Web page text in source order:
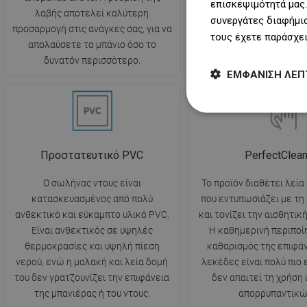
λαβής αποτελεί καλύτερη
προσαρμογή στις ανάγκες σας, για να
απολαύσετε το μπάνιο όσο το
δυνατόν περισσότερο.
στον τοίχο γίνεται
και επιτρέπει την
της διαθέσιμης
Προστατευτικό PVC
Ο σωλήνας ντους είναι
κατασκευασμένος από πολύ
ανθεκτικό και εύκαμπτο υλικό PVC.
Είναι ανθεκτικός σε υψηλές
θερμοκρασίες και υψηλή πίεση
νερού, ενώ η μαλακή και λεία δομή
του δεν γρατζουνίζει την επιφάνεια
της μπανιέρας ή του ντους.
PerfectClean
Το προϊόν διαθέτει
που εντυπωσιάζει με
και τονίζει την
Η καθημερινή
καθαρισμός της
λεκέδες είναι πολύ πιο
δεν απαιτεί τη χρήση
επισκεψιμότητά
συνεργάτες
τους έχετε
ΕΜΦΆΝΙΣΗ